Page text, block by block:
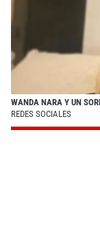
WANDA NARA Y UN
REDES SOCIALES